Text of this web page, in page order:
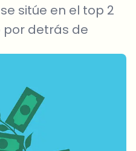
sitúe en el top 2
por detrás de